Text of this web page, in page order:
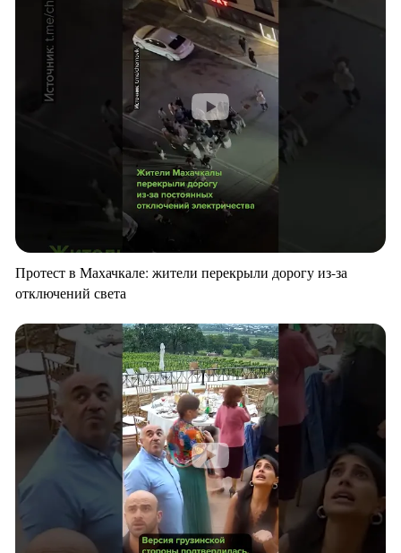
Протест в Махачкале: жители перекрыли дорогу из-за
отключений света